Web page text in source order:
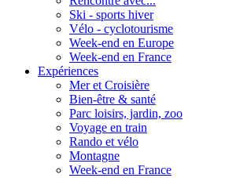
Ski - sports hiver
Vélo - cyclotourisme
Week-end en Europe
Week-end en France
Expériences
Mer et Croisière
Bien-être & santé
Parc loisirs, jardin, zoo
Voyage en train
Rando et vélo
Montagne
Week-end en France